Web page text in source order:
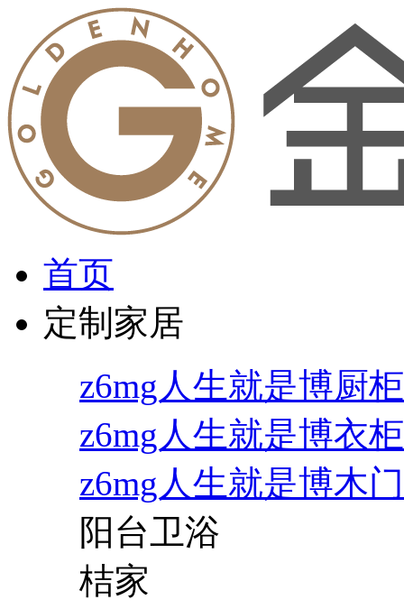
首页
定制家居
z6mg人生就是博厨柜
z6mg人生就是博衣柜
z6mg人生就是博木门
阳台卫浴
桔家